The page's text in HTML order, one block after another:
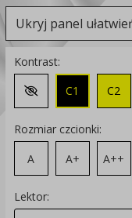
Ukryj panel
Kontrast:
Zmień kontrast na
C1 C2
Rozmiar czcionki:
A
A+ A++
Lektor: